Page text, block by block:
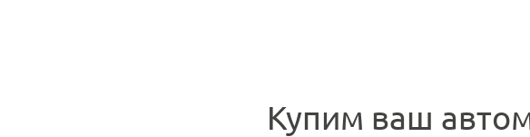
Купим ваш